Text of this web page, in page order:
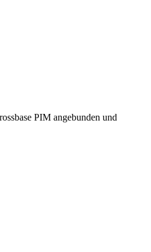
PIM angebunden und